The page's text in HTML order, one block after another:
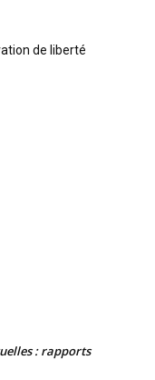
de liberté
: rapports